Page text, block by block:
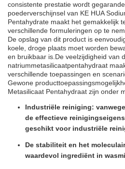
consistente prestatie wordt
poederverschijnsel van KE HUA
Pentahydrate maakt het gemakkelijk
verschillende formuleringen op te
De opslag van dit product is
koele, droge plaats moet worden
en bruikbaar is.De veelzijdigheid van
natriummetasilicaatpentahydraat
verschillende toepassingen en
Gewone
Metasilicaat Pentahydraat zijn onder
Industriële reiniging:
de effectieve
geschikt voor industriële
De stabiliteit en het
waardevol ingrediënt in